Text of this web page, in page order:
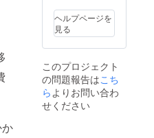
地厚
508匁
サイ
ズ
00mm
綿
100% ※
イメー
ジと多
ヘルプページを
見る
このプロジェクト
の問題報告はこち
らよりお問い合わ
せください